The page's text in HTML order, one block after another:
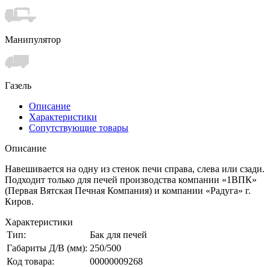
Манипулятор
Газель
Описание
Характеристики
Сопутствующие товары
Описание
Навешивается на одну из стенок печи справа, слева или сзади.
Подходит только для печей производства компании «1ВПК»
(Первая Вятская Печная Компания) и компании «Радуга» г.
Киров.
Характеристики
Тип:
Бак для печей
Габариты Д/В (мм): 250/500
Код товара:
00000009268